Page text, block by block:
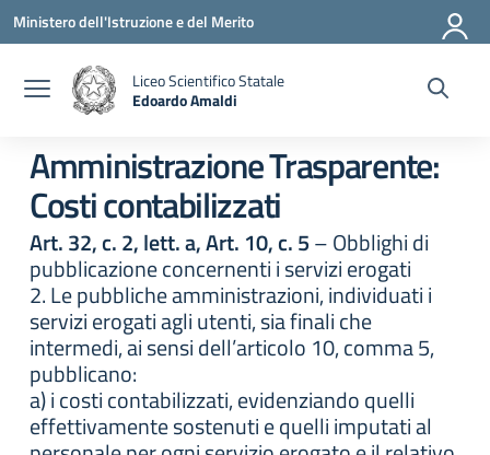
Vai ai contenuti
Vai al menu di navigazione
Vai al footer
Ministero dell'Istruzione e del Merito
Liceo Scientifico Statale
Edoardo Amaldi
Amministrazione Trasparente:
Costi contabilizzati
Art. 32, c. 2, lett. a, Art. 10, c. 5– Obblighi di
pubblicazione concernenti i servizi erogati
2. Le pubbliche amministrazioni, individuati i
servizi erogati agli utenti, sia finali che
intermedi, ai sensi dell’articolo 10, comma 5,
pubblicano:
a) i costi contabilizzati, evidenziando quelli
effettivamente sostenuti e quelli imputati al